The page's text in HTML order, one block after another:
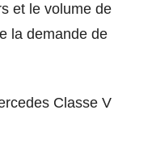
et le volume de
la demande de
Classe V